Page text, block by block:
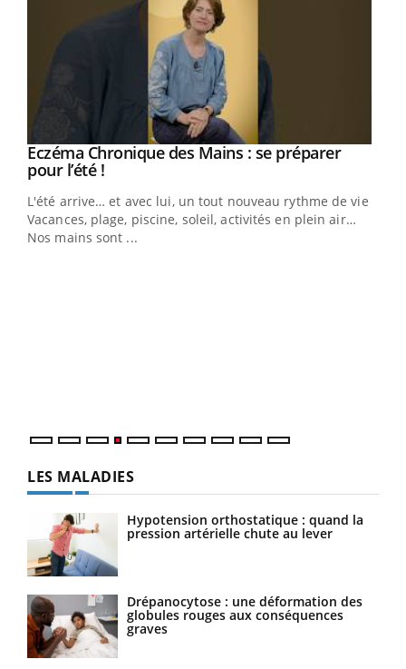
Youtube
Eczéma Chronique des Mains : se préparer
pour l’été !Youtube
L'été arrive… et avec lui, un tout nouveau rythme de vie !
Vacances, plage, piscine, soleil, activités en plein air…
Nos mains sont ...
LES MALADIES
Hypotension orthostatique : quand la
pression artérielle chute au lever
Drépanocytose : une déformation des
globules rouges aux conséquences
graves